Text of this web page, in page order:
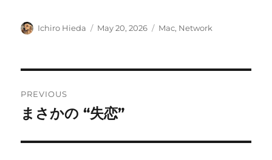
Author
Ichiro Hieda
Posted
May 20, 2026 Categories
Mac, Network
navigation
PREVIOUS
Previous
まさかの “失恋”